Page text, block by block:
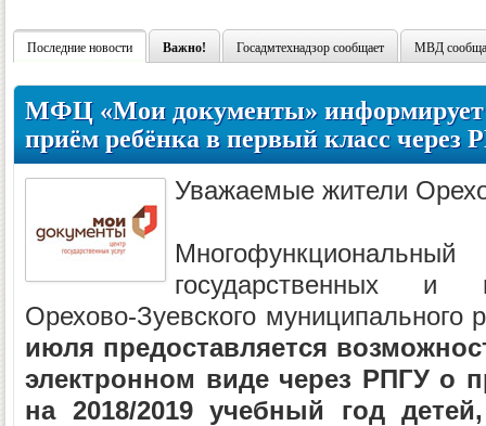
Последние новости Важно! Госадмтехнадзор сообщает МВД
МФЦ «Мои документы» информирует:
приём ребёнка в первый класс через
Уважаемые жители
Многофункциональный
государственных и
Орехово-Зуевского муниципального
июля предоставляется
электронном виде через РПГУ о
на 2018/2019 учебный год